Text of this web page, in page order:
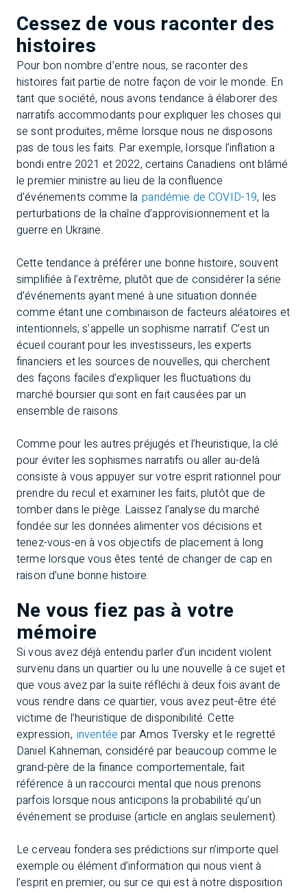
Cessez de vous raconter des
histoires
Pour bon nombre d’entre nous, se raconter des
histoires fait partie de notre façon de voir le monde. En
tant que société, nous avons tendance à élaborer des
narratifs accommodants pour expliquer les choses qui
se sont produites, même lorsque nous ne disposons
pas de tous les faits. Par exemple, lorsque l’inflation a
bondi entre 2021 et 2022, certains Canadiens ont blâmé
le premier ministre au lieu de la confluence
d’événements comme la pandémie de COVID-19, les
perturbations de la chaîne d’approvisionnement et la
guerre en Ukraine.
Cette tendance à préférer une bonne histoire, souvent
simplifiée à l’extrême, plutôt que de considérer la série
d’événements ayant mené à une situation donnée
comme étant une combinaison de facteurs aléatoires et
intentionnels, s’appelle un sophisme narratif. C’est un
écueil courant pour les investisseurs, les experts
financiers et les sources de nouvelles, qui cherchent
des façons faciles d’expliquer les fluctuations du
marché boursier qui sont en fait causées par un
ensemble de raisons.
Comme pour les autres préjugés et l’heuristique, la clé
pour éviter les sophismes narratifs ou aller au-delà
consiste à vous appuyer sur votre esprit rationnel pour
prendre du recul et examiner les faits, plutôt que de
tomber dans le piège. Laissez l’analyse du marché
fondée sur les données alimenter vos décisions et
tenez-vous-en à vos objectifs de placement à long
terme lorsque vous êtes tenté de changer de cap en
raison d’une bonne histoire.
Ne vous fiez pas à votre
mémoire
Si vous avez déjà entendu parler d’un incident violent
survenu dans un quartier ou lu une nouvelle à ce sujet et
que vous avez par la suite réfléchi à deux fois avant de
vous rendre dans ce quartier, vous avez peut-être été
victime de l’heuristique de disponibilité. Cette
expression, inventée par Amos Tversky et le regretté
Daniel Kahneman, considéré par beaucoup comme le
grand-père de la finance comportementale, fait
référence à un raccourci mental que nous prenons
parfois lorsque nous anticipons la probabilité qu’un
événement se produise (article en anglais seulement).
Le cerveau fondera ses prédictions sur n’importe quel
exemple ou élément d’information qui nous vient à
l’esprit en premier, ou sur ce qui est à notre disposition